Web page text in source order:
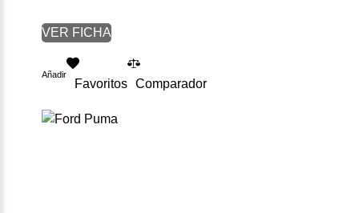
VER FICHA
Añadir
Favoritos Comparador